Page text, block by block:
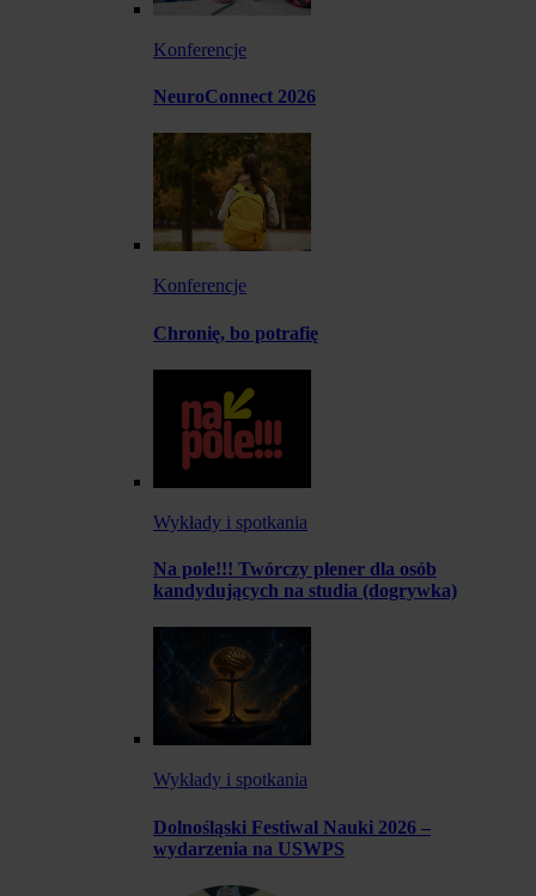
Konferencje
NeuroConnect 2026
Konferencje
Chronię, bo potrafię
Wykłady i spotkania
Na pole!!! Twórczy plener dla osób
kandydujących na studia (dogrywka)
Wykłady i spotkania
Dolnośląski Festiwal Nauki 2026 –
wydarzenia na USWPS